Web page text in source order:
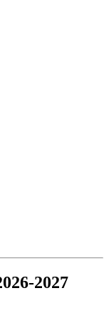
2027